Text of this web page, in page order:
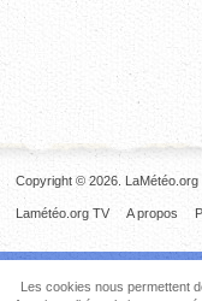
Copyright © 2026. LaMétéo.org
A propos
Lamétéo.org TV
Les cookies nous permettent